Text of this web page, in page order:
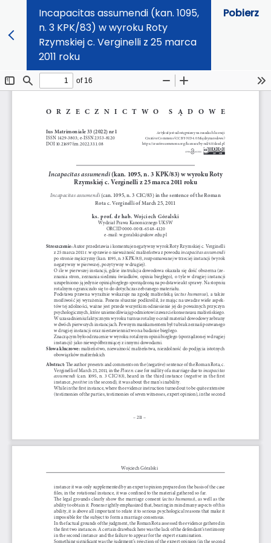
Incapacitas assumendi (kan. 1095,
n. 3 KPK/83) w wyroku Roty
Rzymskiej c. Verginelli z 25 marca
2011 roku
Pobierz